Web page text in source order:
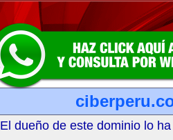
El dueño de este dominio lo